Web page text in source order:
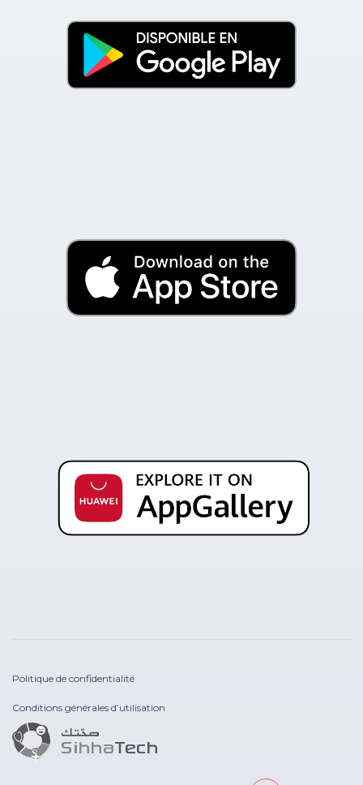
Politique de confidentialité
Conditions générales d’utilisation